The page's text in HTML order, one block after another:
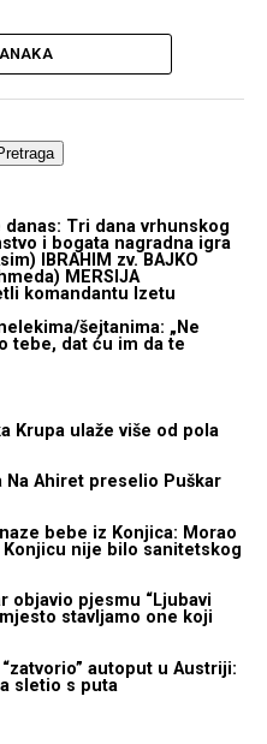
danas: Tri dana vrhunskog
i bogata nagradna igra
IBRAHIM zv. BAJKO
MERSIJA
komandantu Izetu
šejtanima: „Ne
tebe, dat ću im da te
Krupa ulaže više od pola
Na Ahiret preselio Puškar
bebe iz Konjica: Morao
nije bilo sanitetskog
objavio pjesmu “Ljubavi
stavljamo one koji
autoput u Austriji:
sletio s puta